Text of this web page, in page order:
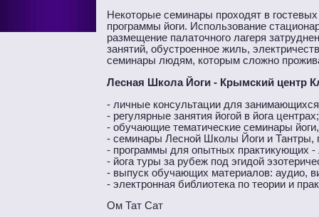
Некоторые семинары проходят в
программы йоги. Использование
размещение палаточного лагеря
занятий, обустроенное жиль,
семинары людям, которым сложно
Лесная Школа Йоги - Крымский центр
- личные консультации для занимающихся
- регулярные занятия йогой в йога центрах;
- обучающие тематические семинары
- семинары Лесной Школы Йоги и Тантры,
- программы для опытных практикующих -
- йога туры за рубеж под эгидой
- выпуск обучающих материалов: аудио,
- электронная библиотека по теории и
Ом Тат Сат